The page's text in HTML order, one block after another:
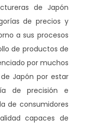
de Japón
de precios y
a sus procesos
de productos de
por muchos
Japón por estar
de precisión e
de consumidores
capaces de